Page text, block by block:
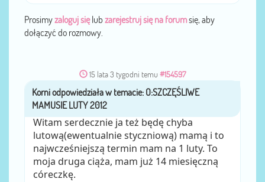
Prosimyzaloguj sięlub zarejestruj się na forumsię, aby
dołączyć do rozmowy.
15 lata 3 tygodni temu #154597
przezKorni
Witam serdecznie ja też będę chyba
lutową(ewentualnie styczniową) mamą i to
najwcześniejszą termin mam na 1 luty. To
moja druga ciąża, mam już 14 miesięczną
córeczkę.